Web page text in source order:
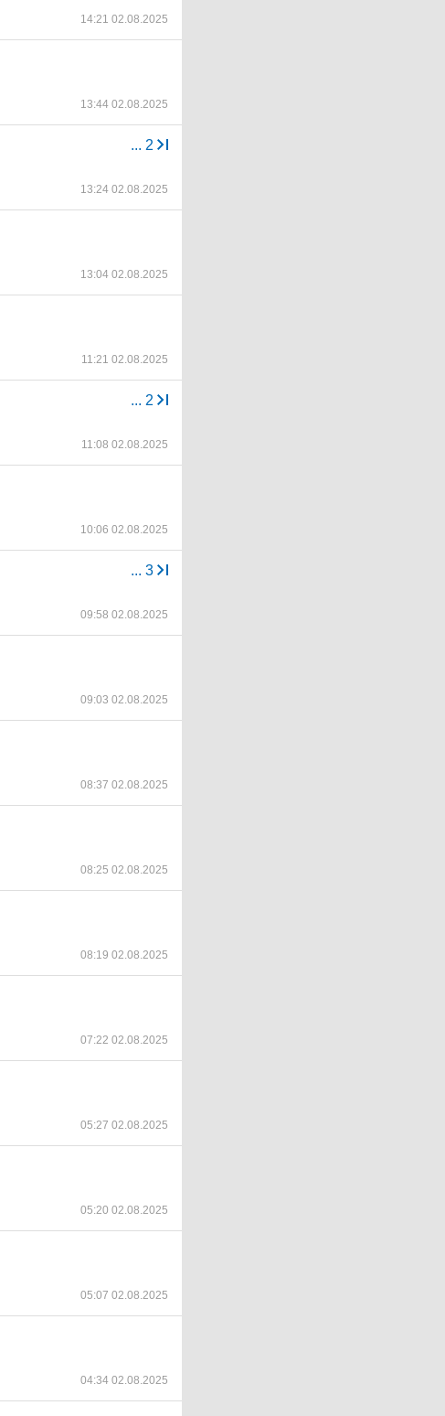
14:21 02.08.2025
13:44 02.08.2025
... 2
13:24 02.08.2025
13:04 02.08.2025
11:21 02.08.2025
... 2
11:08 02.08.2025
10:06 02.08.2025
... 3
09:58 02.08.2025
09:03 02.08.2025
08:37 02.08.2025
08:25 02.08.2025
08:19 02.08.2025
07:22 02.08.2025
05:27 02.08.2025
05:20 02.08.2025
05:07 02.08.2025
04:34 02.08.2025